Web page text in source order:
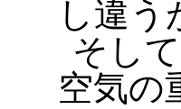
し違う
そし
空気の